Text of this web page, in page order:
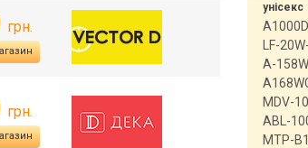
грн.
грн.
унісекс
LF-
A-
MDV-
ABL-
MTP-